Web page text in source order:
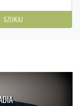
SZUKAJ